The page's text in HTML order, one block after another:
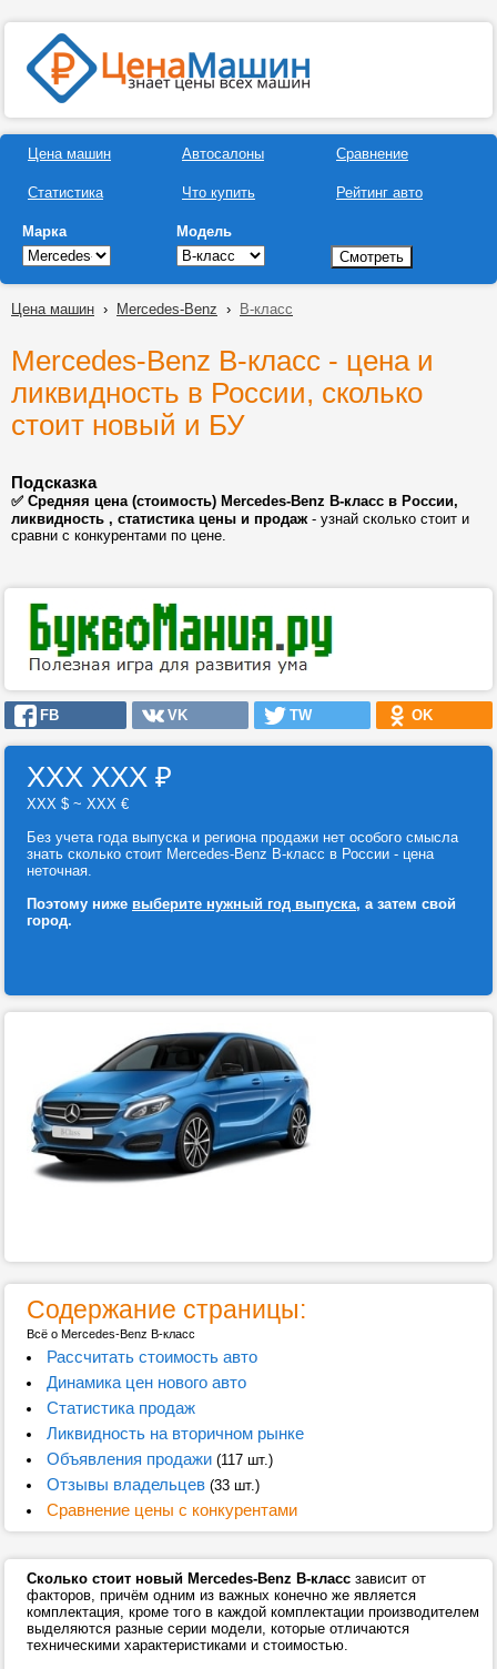
Цена машин
Статистика
Автосалоны
Что купить
Сравнение
Рейтинг авто
Марка Модель
Цена машин › Mercedes-Benz › B-класс
Mercedes-Benz B-класс - цена и
ликвидность в России, сколько
стоит новый и БУ
Подсказка
✅ Средняя цена (стоимость) Mercedes-Benz B-класс в России,
ликвидность , статистика цены и продаж- узнай сколько стоит и
сравни с конкурентами по цене.
FB VK TW OK
ХХХ ХХХ ₽
ХХХ $ ~ ХХХ €
Без учета года выпуска и региона продажи нет особого смысла
знать сколько стоит Mercedes-Benz B-класс в России - цена
неточная.
Поэтому ниже выберите нужный год выпуска, а затем свой
город.
Содержание страницы:
Всё о Mercedes-Benz B-класс
Рассчитать стоимость авто
Динамика цен нового авто
Статистика продаж
Ликвидность на вторичном рынке
Объявления продажи(117 шт.)
Отзывы владельцев(33 шт.)
Сравнение цены с конкурентами
Сколько стоит новый Mercedes-Benz B-класс зависит от
факторов, причём одним из важных конечно же является
комплектация, кроме того в каждой комплектации производителем
выделяются разные серии модели, которые отличаются
техническими характеристиками и стоимостью.